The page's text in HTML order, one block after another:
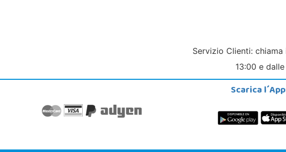
Servizio Clienti:
13:00 e
Scarica